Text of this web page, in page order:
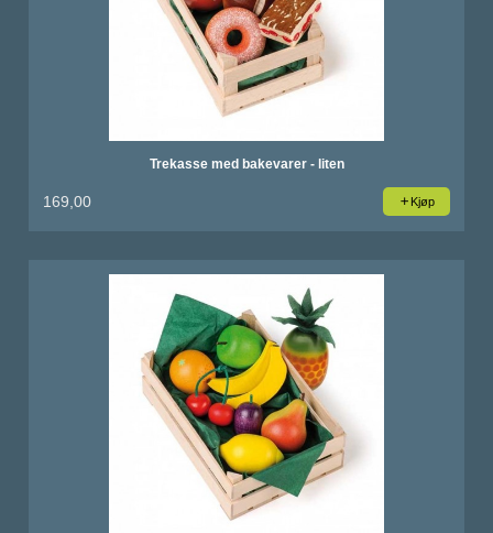
Trekasse med bakevarer - liten
169,00 Kjøp